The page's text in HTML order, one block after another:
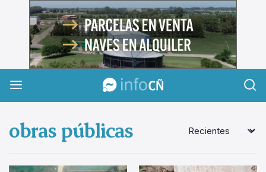
InfoCañuelas
obras públicas